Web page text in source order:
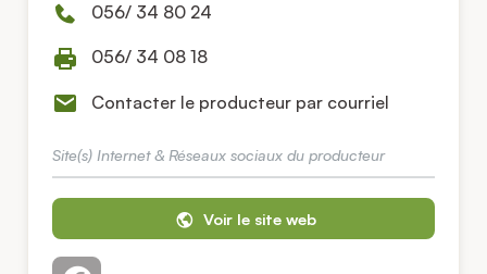
056/ 34 80 24
056/ 34 08 18
Contacter le producteur par courriel
Site(s) Internet & Réseaux sociaux du producteur
Voir le site web